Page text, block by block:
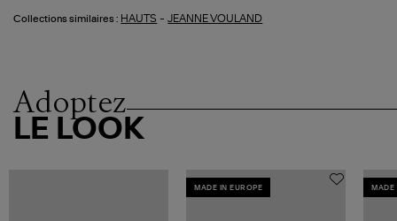
Collections similaires : HAUTS -JEANNE VOULAND
Adoptez
LE LOOK
MADE IN EUROPE MADE